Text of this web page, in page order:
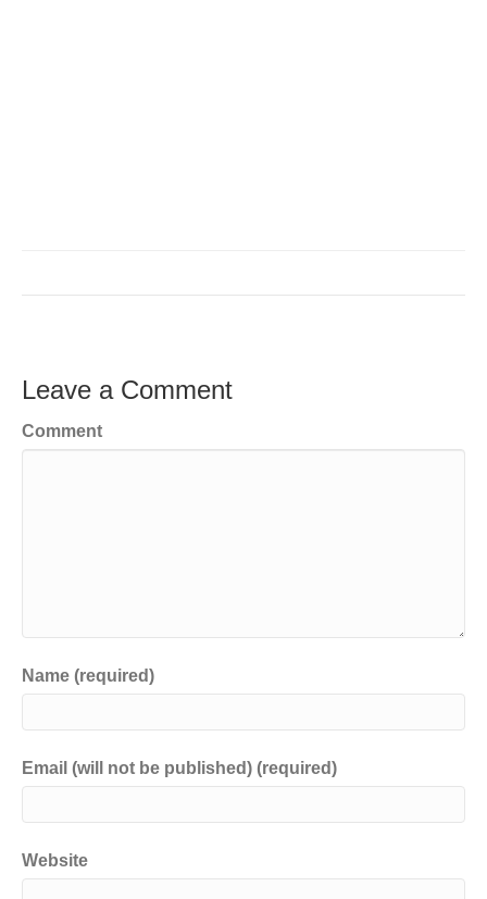
Leave a Comment
Comment
Name (required)
Email (will not be published) (required)
Website